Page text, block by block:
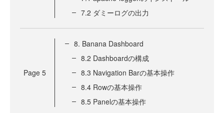
7.2 ダミーログの出力
Page 5
8. Banana Dashboard
8.2 Dashboardの構成
8.3 Navigation Barの基本操作
8.4 Rowの基本操作
8.5 Panelの基本操作